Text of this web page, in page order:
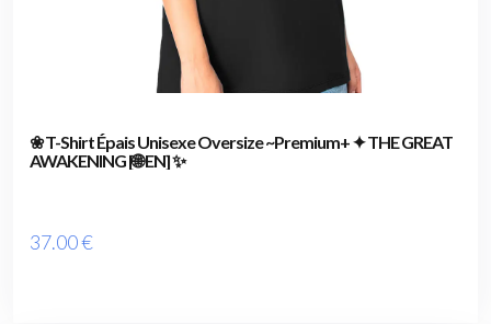
❀ T-Shirt Épais Unisexe Oversize ~Premium+ ✦ THE GREAT
AWAKENING [🌐 EN] ✨
37.00€